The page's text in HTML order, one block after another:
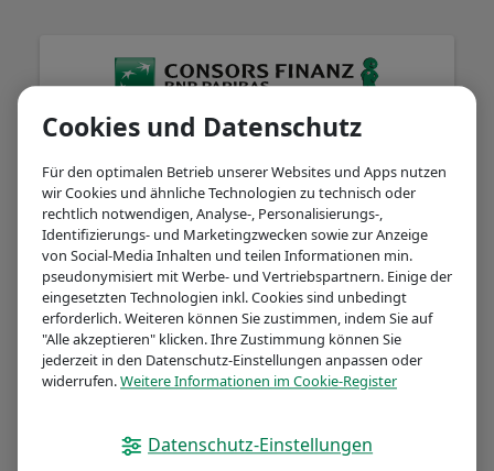
Herzlich willkommen!
Kontonummer
Passwort / Online-Banking-PIN
Passwort vergessen?
Cookies und Datenschutz
Für den optimalen Betrieb unserer Websites und Apps nutzen
wir Cookies und ähnliche Technologien zu technisch oder
rechtlich notwendigen, Analyse-, Personalisierungs-,
Identifizierungs- und Marketingzwecken sowie zur Anzeige
von Social-Media Inhalten und teilen Informationen min.
pseudonymisiert mit Werbe- und Vertriebspartnern. Einige der
eingesetzten Technologien inkl. Cookies sind unbedingt
erforderlich. Weiteren können Sie zustimmen, indem Sie auf
"Alle akzeptieren" klicken. Ihre Zustimmung können Sie
jederzeit in den Datenschutz-Einstellungen anpassen oder
widerrufen.Weitere Informationen im Cookie-Register
Datenschutz-Einstellungen